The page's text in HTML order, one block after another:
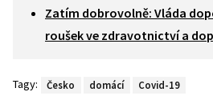
Zatím dobrovolně: Vláda
roušek ve zdravotnictví a
Tagy: Česko domácí Covid-19